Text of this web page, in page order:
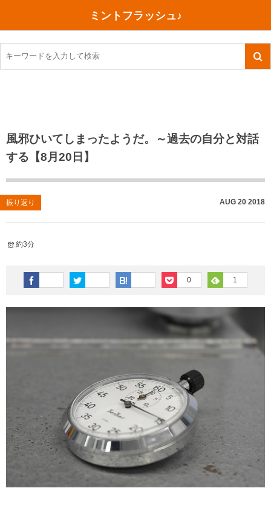
ミントフラッシュ♪
風邪ひいてしまったようだ。～過去の自分と対話
する【8月20日】
振り返り AUG 20 2018
約3分
0 1
TOEIC感想・結果
TOEIC800点への道
TOEIC（作戦・ノウハウなど）
TOEIC700点への道
英単語
その他英語関連
今日買った本
ご朱印帳めぐり
川越（埼玉県）
沖縄
神戸
行ってきたあれこれ
旅行関連あれこれ
ファスティング
コスメ
ダイエット
健康あれこれ
美容あれこれ
食べ物
今日の一枚
月、星、宇宙